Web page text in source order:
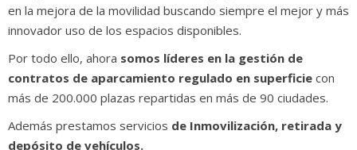
en la mejora de la movilidad buscando siempre el mejor y más
innovador uso de los espacios disponibles.
Por todo ello, ahora somos líderes en la gestión de
contratos de aparcamiento regulado en superficie con
más de 200.000 plazas repartidas en más de 90 ciudades.
Además prestamos servicios de Inmovilización, retirada y
depósito de vehículos.